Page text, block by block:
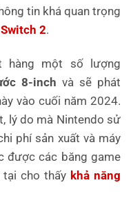
tin khá quan trọng
2.
hàng một số lượng
8-inch và sẽ phát
vào cuối năm 2024.
lý do mà Nintendo sử
phí sản xuất và máy
được các băng game
tại cho thấy khả năng